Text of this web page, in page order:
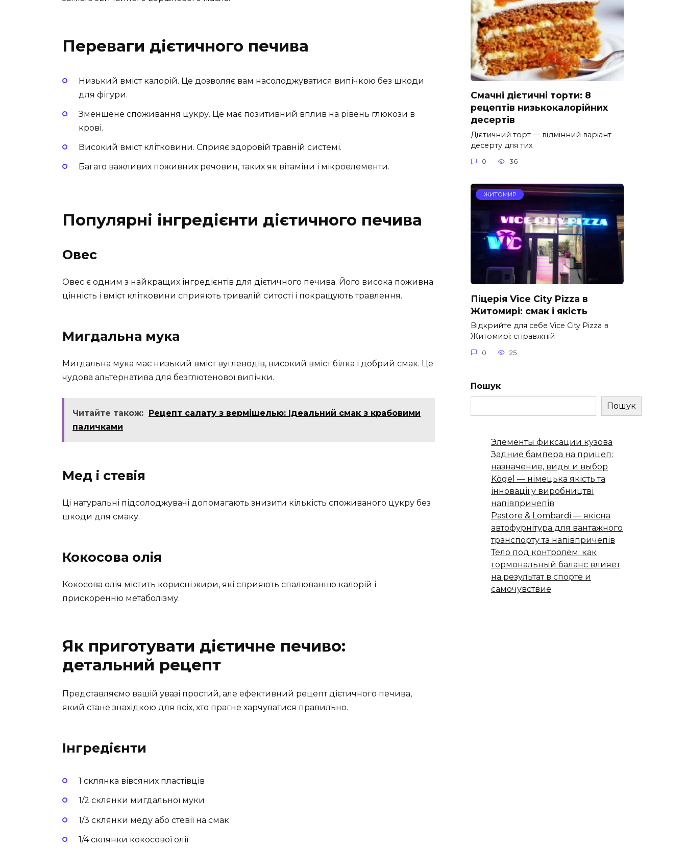
Переваги дієтичного печива
Низький вміст калорій. Це дозволяє вам насолоджуватися випічкою без шкоди
для фігури.
Зменшене споживання цукру. Це має позитивний вплив на рівень глюкози в
крові.
Високий вміст клітковини. Сприяє здоровій травній системі.
Багато важливих поживних речовин, таких як вітаміни і мікроелементи.
Популярні інгредієнти дієтичного печива
Овес
Овес є одним з найкращих інгредієнтів для дієтичного печива. Його висока поживна
цінність і вміст клітковини сприяють тривалій ситості і покращують травлення.
Мигдальна мука
Мигдальна мука має низький вміст вуглеводів, високий вміст білка і добрий смак. Це
чудова альтернатива для безглютенової випічки.
Читайте також: Рецепт салату з вермішелью: Ідеальний смак з крабовими
паличками
Мед і стевія
Ці натуральні підсолоджувачі допомагають знизити кількість споживаного цукру без
шкоди для смаку.
Кокосова олія
Кокосова олія містить корисні жири, які сприяють спалюванню калорій і
прискоренню метаболізму.
Як приготувати дієтичне печиво:
детальний рецепт
Представляємо вашій увазі простий, але ефективний рецепт дієтичного печива,
який стане знахідкою для всіх, хто прагне харчуватися правильно.
Інгредієнти
1 склянка вівсяних пластівців
1/2 склянки мигдальної муки
1/3 склянки меду або стевії на смак
1/4 склянки кокосової олії
Смачні дієтичні торти: 8
рецептів низькокалорійних
десертів
Дієтичний торт — відмінний варіант
десерту для тих
0 36
ЖИТОМИР
Піцерія Vice City Pizza в
Житомирі: смак і якість
Відкрийте для себе Vice City Pizza в
Житомирі: справжній
0 25
Пошук
Пошук
Элементы фиксации кузова
Задние бампера на прицеп:
назначение, виды и выбор
Kögel — німецька якість та
інновації у виробництві
напівпричепів
Pastore & Lombardi — якісна
автофурнітура для вантажного
транспорту та напівпричепів
Тело под контролем: как
гормональный баланс влияет
на результат в спорте и
самочувствие